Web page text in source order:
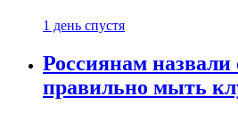
1 день спустя
Россиянам назвали
правильно мыть